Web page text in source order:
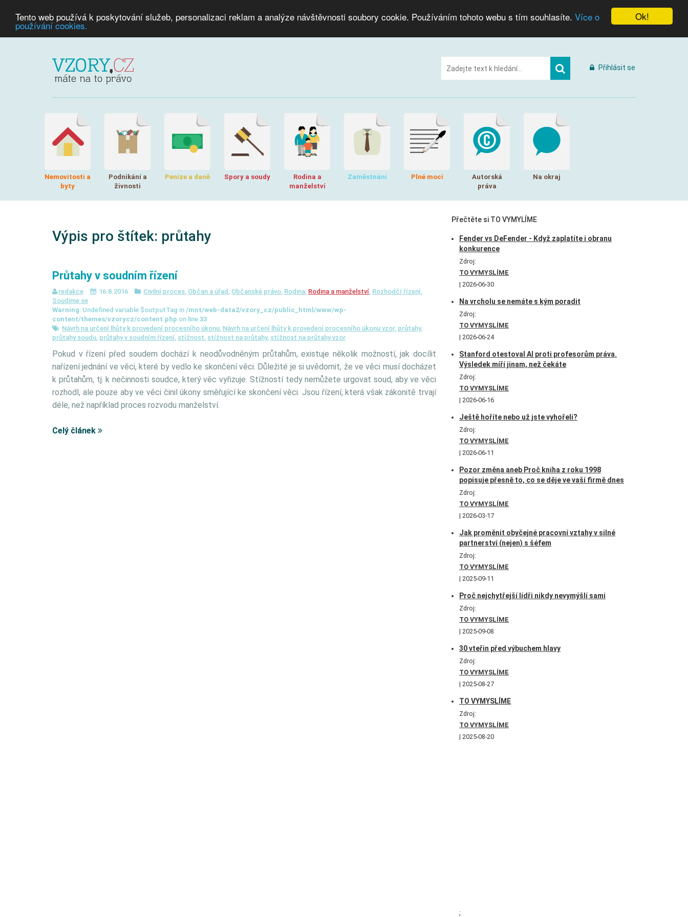
Ok!
Tento web používá k poskytování služeb, personalizaci reklam a analýze návštěvnosti soubory cookie. Používáním tohoto webu s tím souhlasíte. Více o
používání cookies.
Přihlásit se
Nemovitosti a
byty
Podnikání a
živnosti
Peníze a daně Spory a soudy
Rodina a
manželství
Zaměstnání Plné moci
Autorská
práva
Na okraj
Výpis pro štítek: průtahy
Průtahy v soudním řízení
redakce 16.8.2016 Civilní proces, Občan a úřad , Občanské právo, Rodina, Rodina a manželství, Rozhodčí řízení,
Soudime se
Warning: Undefined variable $outputTag in /mnt/web-data2/vzory_cz/public_html/www/wp-
content/themes/vzorycz/content.php on line 33
Návrh na určení lhůty k provedení procesního úkonu, Návrh na určení lhůty k provedení procesního úkonu vzor, průtahy,
průtahy soudu, průtahy v soudním řízení, stížnost, stížnost na průtahy, stížnost na průtahy vzor
Pokud v řízení před soudem dochází k neodůvodněným průtahům, existuje několik možností, jak docílit
nařízení jednání ve věci, které by vedlo ke skončení věci. Důležité je si uvědomit, že ve věci musí docházet
k průtahům, tj. k nečinnosti soudce, který věc vyřizuje. Stížností tedy nemůžete urgovat soud, aby ve věci
rozhodl, ale pouze aby ve věci činil úkony směřující ke skončení věci. Jsou řízení, která však zákonitě trvají
déle, než například proces rozvodu manželství.
Celý článek
Přečtěte si TO VYMYLÍME
Fender vs DeFender - Když zaplatíte i obranu
konkurence
Zdroj:
TO VYMYSLÍME
2026-06-30
Na vrcholu se nemáte s kým poradit
Zdroj:
TO VYMYSLÍME
2026-06-24
Stanford otestoval AI proti profesorům práva.
Výsledek míří jinam, než čekáte
Zdroj:
TO VYMYSLÍME
2026-06-16
Ještě hoříte nebo už jste vyhořeli?
Zdroj:
TO VYMYSLÍME
2026-06-11
Pozor změna aneb Proč kniha z roku 1998
popisuje přesně to, co se děje ve vaší firmě dnes
Zdroj:
TO VYMYSLÍME
2026-03-17
Jak proměnit obyčejné pracovní vztahy v silné
partnerství (nejen) s šéfem
Zdroj:
TO VYMYSLÍME
2025-09-11
Proč nejchytřejší lídři nikdy nevymýšlí sami
Zdroj:
TO VYMYSLÍME
2025-09-08
30 vteřin před výbuchem hlavy
Zdroj:
TO VYMYSLÍME
2025-08-27
TO VYMYSLÍME
Zdroj:
TO VYMYSLÍME
2025-08-20
;